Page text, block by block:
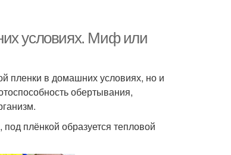
условиях. Миф или
пленки в домашних условиях, но и
обертывания,
плёнкой образуется тепловой